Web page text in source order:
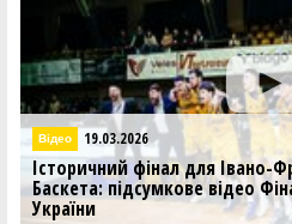
Відео 19.03.2026
Історичний фінал для Івано-
Баскета: підсумкове відео
України